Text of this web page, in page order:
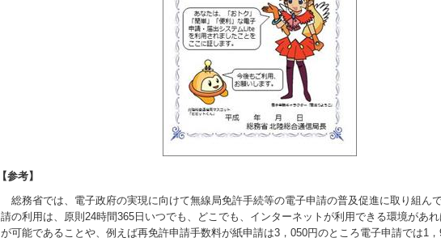
【参考】
総務省では、電子政府の実現に向けて無線局免許手続等の電子申請の普及促進に取り組ん
請の利用は、原則24時間365日いつでも、どこでも、インターネットが利用できる環境があ
が可能であることや、例えば再免許申請手数料が紙申請は3，050円のところ電子申請では1